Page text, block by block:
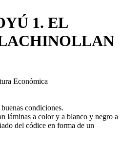
1. EL
Económica
condiciones.
láminas a color y a blanco y negro a
del códice en forma de un